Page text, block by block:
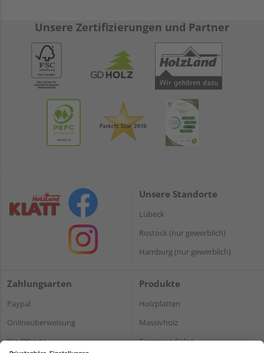
Unsere Zertifizierungen und Partner
Unsere Standorte
Lübeck
Rostock (nur gewerblich)
Hamburg (nur gewerblich)
Zahlungsarten
Paypal
Onlineüberweisung
Kreditkarte
Produkte
Holzplatten
Massivholz
Terrassendielen